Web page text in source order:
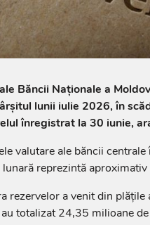
Băncii Naționale a
lunii iulie 2026, în
înregistrat la 30 iunie,
valutare ale băncii
reprezintă
rezervelor a venit din
totalizat 24,35 milioane